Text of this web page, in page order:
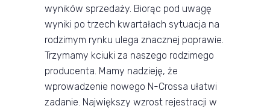
wyników sprzedaży. Biorąc pod uwagę
wyniki po trzech kwartałach sytuacja na
rodzimym rynku ulega znacznej poprawie.
Trzymamy kciuki za naszego rodzimego
producenta. Mamy nadzieję, że
wprowadzenie nowego N-Crossa ułatwi
zadanie. Największy wzrost rejestracji w